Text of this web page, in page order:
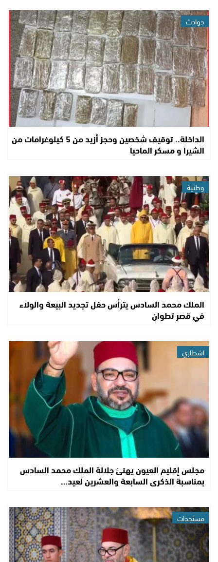
حوادث
الداخلة.. توقيف شخصين وحجز أزيد من 5 كيلوغرامات من
الشيرا و مسكر الماحيا
وطنية
الملك محمد السادس يترأس حفل تجديد البيعة والولاء
في قصر تطوان
اشطاري
مجلس إقليم العيون يهنئ جلالة الملك محمد السادس
بمناسبة الذكرى السابعة والعشرين لعيد…
مستجدات